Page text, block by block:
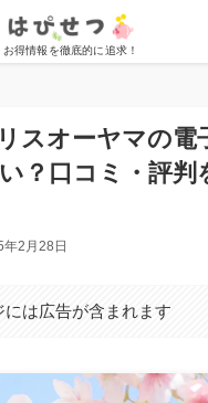
お得情報を徹底的に追求！
スオーヤマの電
？口コミ・評判
年2月28日
には広告が含まれます